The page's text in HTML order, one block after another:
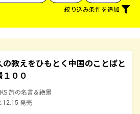
絞り込み条件を追加
の教えをひもとく中国のことばと
１００
旅の名言＆絶景
発売